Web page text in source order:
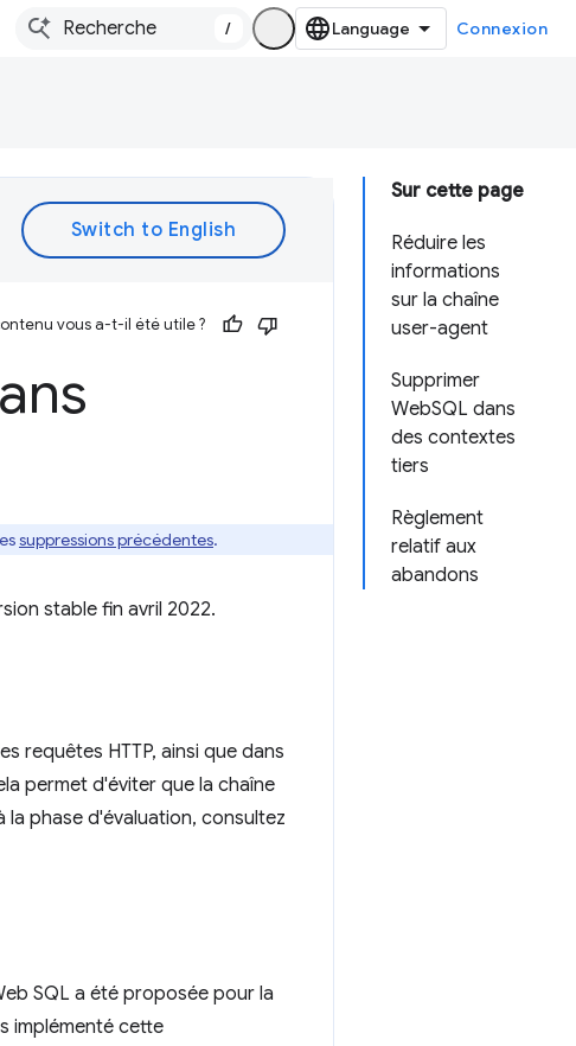
/ Connexion
Sur cette page
Réduire les
informations
sur la chaîne
user-agent
Supprimer
WebSQL dans
des contextes
tiers
Règlement
relatif aux
abandons
vous a-t-il été utile ?
suppressions précédentes.
stable fin avril 2022.
requêtes HTTP, ainsi que dans
permet d'éviter que la chaîne
phase d'évaluation, consultez
SQL a été proposée pour la
implémenté cette